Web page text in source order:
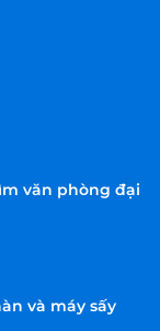
văn phòng đại
và máy sấy